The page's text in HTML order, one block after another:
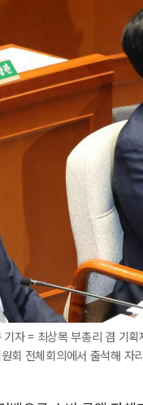
자 = 최상목 부총리 겸 기
원회 전체회의에서 출석해